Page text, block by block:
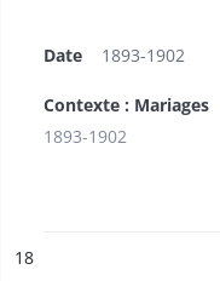
Date 1893-1902
Contexte : Mariages
1893-1902
n°
18